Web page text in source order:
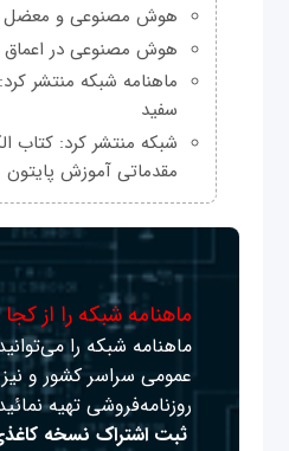
هوش مصنوعی و معضل
هوش مصنوعی در اعماق
سفید
شبکه منتشر کرد: کتاب
مقدماتی آموزش پایتون
ماهنامه شبکه را از
ماهنامه شبکه را
عمومی سراسر کشور و
روزنامه‌فروشی تهیه
ثبت اشتراک نسخه